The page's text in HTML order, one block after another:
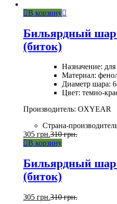
В корзину
Бильярдный
(биток)
Назначение:
Материал:
Диаметр шара:
Цвет: темно-
Производитель: OXYEAR
Страна-
305 грн.310грн.
В корзину
Бильярдный
(биток)
305 грн.310грн.